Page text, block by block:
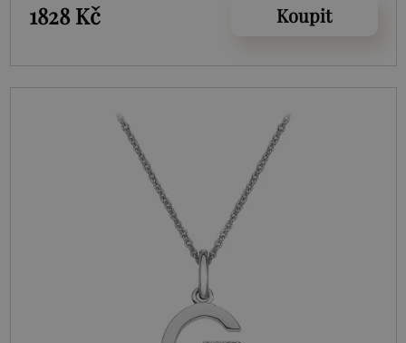
1828 Kč Koupit